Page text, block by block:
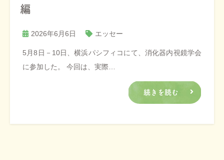
編
2026年6月6日 エッセー
5月8日－10日、横浜パシフィコにて、消化器内視鏡学会
に参加した。 今回は、実際…
続きを読む